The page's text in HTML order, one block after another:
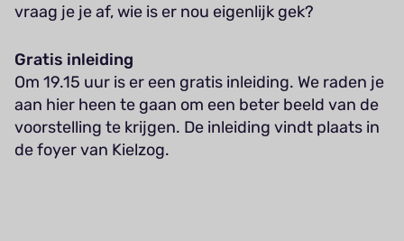
vraag je je af, wie is er nou eigenlijk gek?
Gratis inleiding
Om 19.15 uur is er een gratis inleiding. We raden je
aan hier heen te gaan om een beter beeld van de
voorstelling te krijgen. De inleiding vindt plaats in
de foyer van Kielzog.